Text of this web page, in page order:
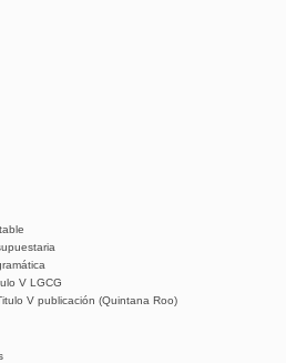
V LGCG
V publicación (Quintana Roo)